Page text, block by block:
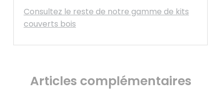
Consultez le reste de notre gamme de kits
couverts bois
Articles complémentaires